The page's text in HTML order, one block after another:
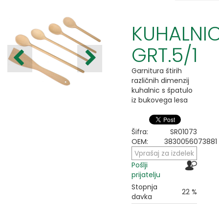
GRT.5/1
Garnitura štirih
različnih dimenzij
kuhalnic s špatulo
iz bukovega lesa
Šifra:
SR01073
OEM:
3830056073881
Vprašaj za izdelek
Pošlji
prijatelju
Stopnja
davka
22 %